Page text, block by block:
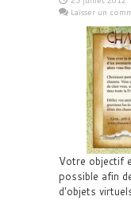
Laisser un
Votre objectif
possible afin
d'objets